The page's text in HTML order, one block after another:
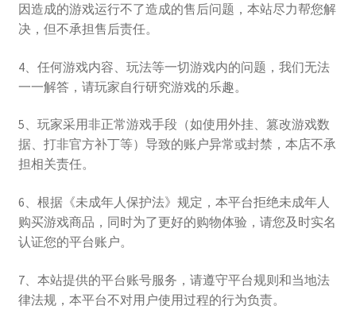
因造成的游戏运行不了造成的售后问题，本站尽力帮您解
决，但不承担售后责任。
4、任何游戏内容、玩法等一切游戏内的问题，我们无法
一一解答，请玩家自行研究游戏的乐趣。
5、玩家采用非正常游戏手段（如使用外挂、篡改游戏数
据、打非官方补丁等）导致的账户异常或封禁，本店不承
担相关责任。
6、根据《未成年人保护法》规定，本平台拒绝未成年人
购买游戏商品，同时为了更好的购物体验，请您及时实名
认证您的平台账户。
7、本站提供的平台账号服务，请遵守平台规则和当地法
律法规，本平台不对用户使用过程的行为负责。